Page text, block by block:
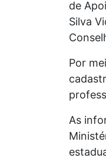
de
Silva
Por
As